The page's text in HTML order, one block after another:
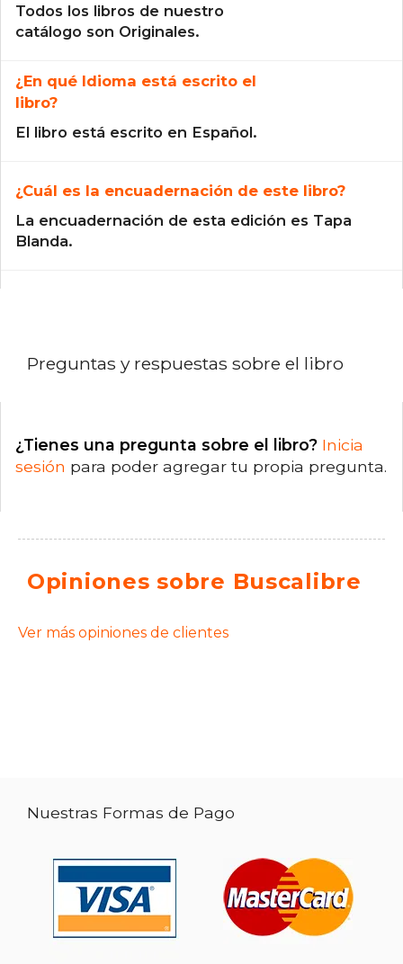
Todos los libros de nuestro
catálogo son Originales.
¿En qué Idioma está escrito el
libro?
El libro está escrito en Español.
¿Cuál es la encuadernación de este libro?
La encuadernación de esta edición es Tapa
Blanda.
Preguntas y respuestas sobre el libro
¿Tienes una pregunta sobre el libro? Inicia
sesión para poder agregar tu propia pregunta.
Opiniones sobre Buscalibre
Ver más opiniones de clientes
Nuestras Formas de Pago